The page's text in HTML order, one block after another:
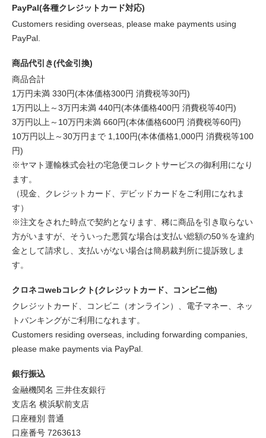
PayPal(各種クレジットカード対応)
Customers residing overseas, please make payments using
PayPal.
商品代引き(代金引換)
商品合計
1万円未満 330円(本体価格300円 消費税等30円)
1万円以上～3万円未満 440円(本体価格400円 消費税等40円)
3万円以上～10万円未満 660円(本体価格600円 消費税等60円)
10万円以上～30万円まで 1,100円(本体価格1,000円 消費税等100
円)
※ヤマト運輸株式会社の宅急便コレクトサービスの御利用になり
ます。
（現金、クレジットカード、デビッドカードをご利用になれま
す）
※注文をされた時点で契約となります、稀に商品を引き取らない
方がいますが、そういった悪質な場合は支払い総額の50％を違約
金として請求し、支払いがない場合は簡易裁判所に提訴致しま
す。
クロネコwebコレクト(クレジットカード、コンビニ他)
クレジットカード、コンビニ（オンライン）、電子マネー、ネッ
トバンキングがご利用になれます。
Customers residing overseas, including forwarding companies,
please make payments via PayPal.
銀行振込
金融機関名 三井住友銀行
支店名 横浜駅前支店
口座種別 普通
口座番号 7263613